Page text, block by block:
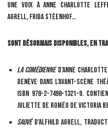
une voix à Anne Charlotte
Agrell, Frida Stéenhof…
Sont désormais disponibles, en
La Comédienned’Anne
Denève dans L’Avant-Scène
ISBN 978-2-7498-1321-9.
Juliette de Roméo de Victoria
Sauvéd’Alfhild Agrell,